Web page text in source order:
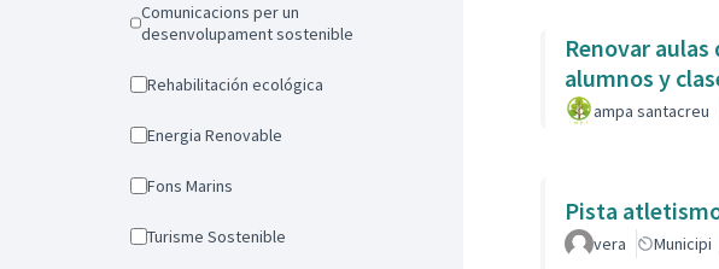
Comunicacions per un
desenvolupament sostenible
Rehabilitación ecológica
Energia Renovable
Fons Marins
Turisme Sostenible
Renovar
alumnos y
ampa santacreu
Pista
vera Municipi